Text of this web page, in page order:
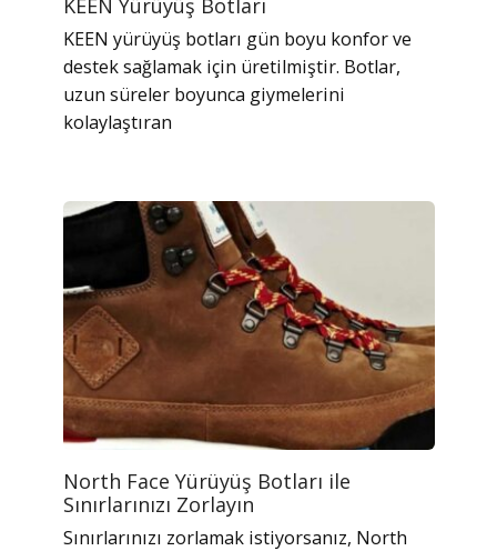
KEEN Yürüyüş Botları
KEEN yürüyüş botları gün boyu konfor ve
destek sağlamak için üretilmiştir. Botlar,
uzun süreler boyunca giymelerini
kolaylaştıran
North Face Yürüyüş Botları ile
Sınırlarınızı Zorlayın
Sınırlarınızı zorlamak istiyorsanız, North